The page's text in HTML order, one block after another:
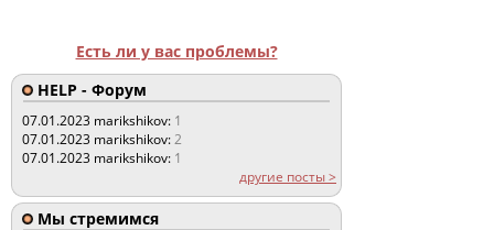
Есть ли у вас проблемы?
HELP - Форум
07.01.2023 marikshikov: 1
07.01.2023 marikshikov:2
07.01.2023 marikshikov: 1
другие посты >
Мы стремимся